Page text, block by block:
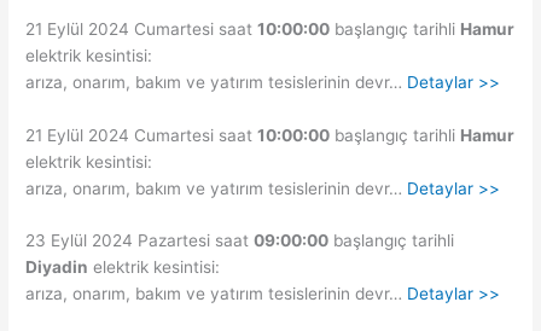
21 Eylül 2024 Cumartesi saat10:00:00 başlangıç tarihli Hamur
elektrik kesintisi:
arıza, onarım, bakım ve yatırım tesislerinin devr… Detaylar >>
21 Eylül 2024 Cumartesi saat10:00:00 başlangıç tarihli Hamur
elektrik kesintisi:
arıza, onarım, bakım ve yatırım tesislerinin devr… Detaylar >>
23 Eylül 2024 Pazartesi saat09:00:00 başlangıç tarihli
Diyadin elektrik kesintisi:
arıza, onarım, bakım ve yatırım tesislerinin devr… Detaylar >>